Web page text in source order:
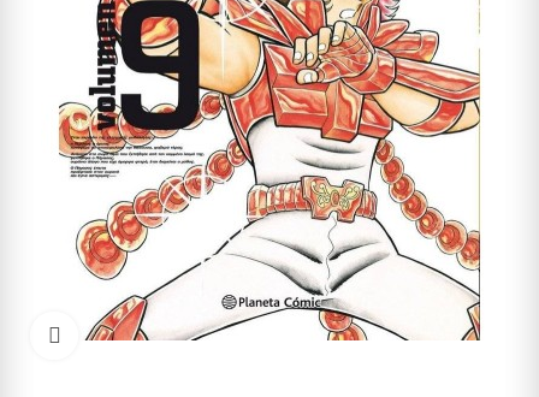
Click to enlarge